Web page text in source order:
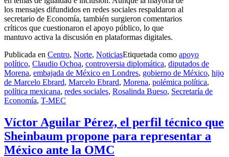
los mensajes difundidos en redes sociales respaldaron al
secretario de Economía, también surgieron comentarios
críticos que cuestionaron el apoyo público, lo que
mantuvo activa la discusión en plataformas digitales.
Publicada en Centro, Norte, NoticiasEtiquetada como apoyo
político, Claudio Ochoa, controversia diplomática, diputados de
Morena, embajada de México en Londres, gobierno de México, hijo
de Marcelo Ebrard, Marcelo Ebrard, Morena, polémica política,
política mexicana, redes sociales, Rosalinda Bueso, Secretaría de
Economía, T-MEC
Víctor Aguilar Pérez, el perfil técnico que
Sheinbaum propone para representar a
México ante la OMC